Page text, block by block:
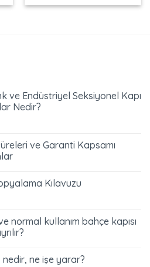
ve Endüstriyel Seksiyonel Kapı
Nedir?
ve Garanti Kapsamı
Kılavuzu
normal kullanım bahçe kapısı
nedir, ne işe yarar?